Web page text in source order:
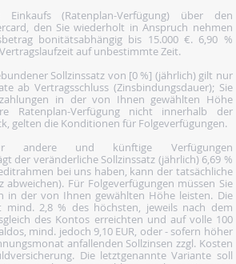
(Ratenplan-Verfügung) über den
den Sie wiederholt in Anspruch nehmen
bonitätsabhängig bis 15.000 €. 6,90 %
auf unbestimmte Zeit.
Sollzinssatz von [0 %] (jährlich) gilt nur
ab Vertragsschluss (Zinsbindungsdauer); Sie
in der von Ihnen gewählten Höhe
Ratenplan-Verfügung nicht innerhalb der
gelten die Konditionen für Folgeverfügungen.
andere und künftige Verfügungen
der veränderliche Sollzinssatz (jährlich) 6,69 %
bei uns haben, kann der tatsächliche
abweichen). Für Folgeverfügungen müssen Sie
in der von Ihnen gewählten Höhe leisten. Die
mind. 2,8 % des höchsten, jeweils nach dem
des Kontos erreichten und auf volle 100
mind. jedoch 9,10 EUR, oder - sofern höher
anfallenden Sollzinsen zzgl. Kosten
Die letztgenannte Variante soll